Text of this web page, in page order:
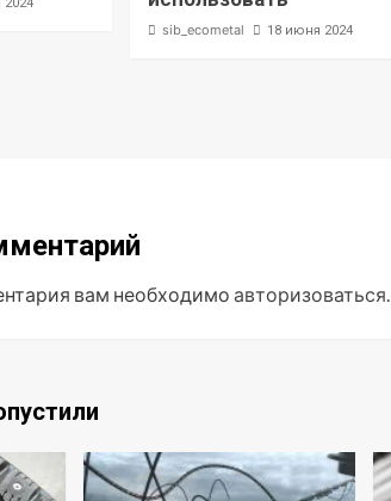
sib_ecometal 18 июня 2024
вам необходимо авторизоваться.